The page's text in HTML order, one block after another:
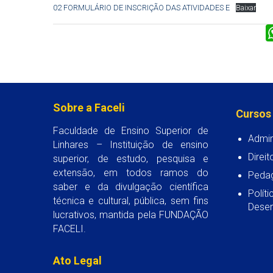
02 FORMULÁRIO DE INSCRIÇÃO DAS ATIVIDADES E Baixar
Sobre a Faceli
Faculdade de Ensino Superior de
Linhares – Instituição de ensino
superior, de estudo, pesquisa e
extensão, em todos ramos do
saber e da divulgação científica
técnica e cultural, pública, sem fins
lucrativos, mantida pela FUNDAÇÃO
FACELI.
Ato Legal
Cursos